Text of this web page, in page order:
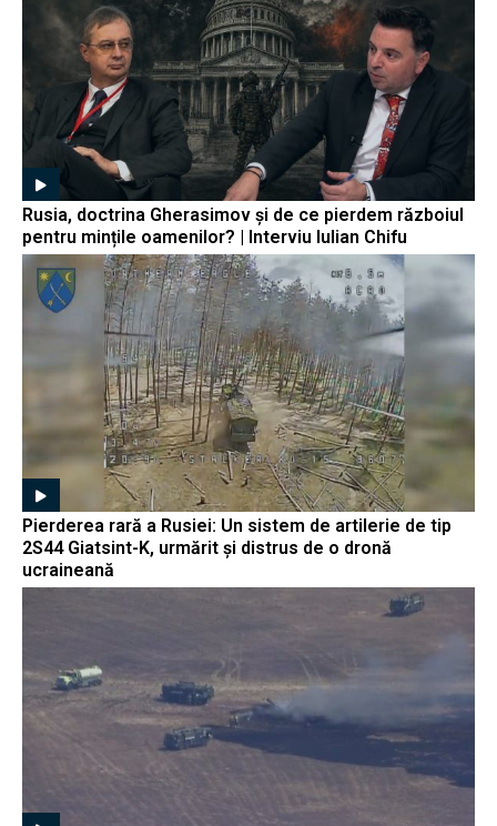
Rusia, doctrina Gherasimov și de ce pierdem războiul
pentru mințile oamenilor? | Interviu Iulian Chifu
Pierderea rară a Rusiei: Un sistem de artilerie de tip
2S44 Giatsint-K, urmărit și distrus de o dronă
ucraineană